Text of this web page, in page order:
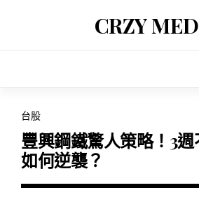
CRZY
台股
豐興鋼鐵驚人策略！3
如何逆襲？